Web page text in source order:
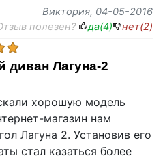
Виктория, 04-05-2016
полезен?
да(4) нет(2)
диван Лагуна-2
хорошую модель
магазин нам
Лагуна 2. Установив его
стал казаться более